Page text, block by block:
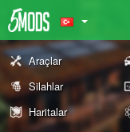
Araçlar
Silahlar
Haritalar